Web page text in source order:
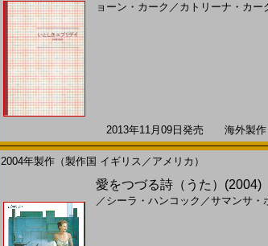
ョーン・カーク ／ カトリーナ・カー
2013年11月09日発売 海外製作
2004年製作（製作国 イギリス／アメリカ）
愛をつづる詩（うた）(2004)
／ シーラ・ハンコック ／サマンサ・